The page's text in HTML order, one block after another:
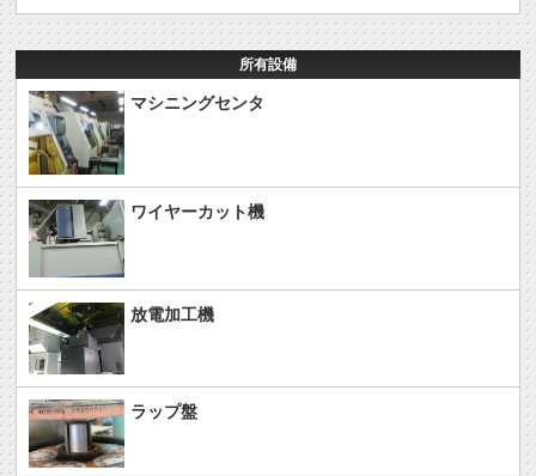
所有設備
マシニングセンタ
ワイヤーカット機
放電加工機
ラップ盤